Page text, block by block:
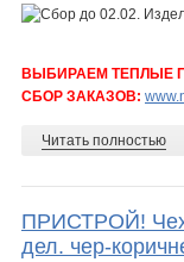
ВЫБИРАЕМ ТЕПЛЫЕ
СБОР ЗАКАЗОВ:
Читать полностью
ПРИСТРОЙ!
дел. чер-